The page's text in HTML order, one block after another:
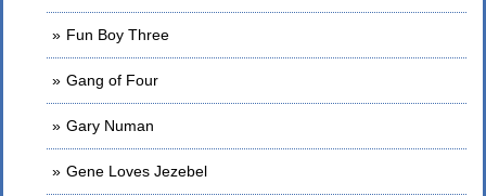
Fun Boy Three
Gang of Four
Gary Numan
Gene Loves Jezebel